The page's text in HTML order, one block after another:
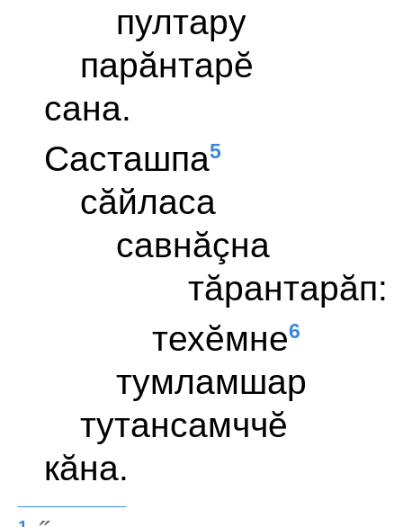
пултару
парăнтарĕ
сана.
Састашпа5
сăйласа
савнăçна
тăрантарăп:
техĕмне6
тумламшар
тутансамччĕ
кăна.